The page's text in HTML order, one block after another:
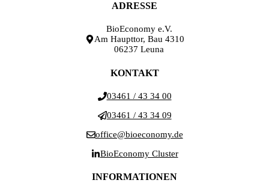
ADRESSE
BioEconomy e.V.
Am Haupttor, Bau 4310
06237 Leuna
KONTAKT
03461 / 43 34 00
03461 / 43 34 09
office@bioeconomy.de
BioEconomy Cluster
INFORMATIONEN